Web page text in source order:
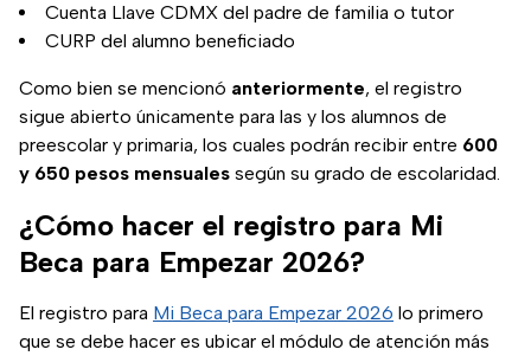
Cuenta Llave CDMX del padre de familia o tutor
CURP del alumno beneficiado
Como bien se mencionó anteriormente, el registro
sigue abierto únicamente para las y los alumnos de
preescolar y primaria, los cuales podrán recibir entre 600
y 650 pesos mensuales según su grado de escolaridad.
¿Cómo hacer el registro para Mi
Beca para Empezar 2026?
El registro para Mi Beca para Empezar 2026 lo primero
que se debe hacer es ubicar el módulo de atención más